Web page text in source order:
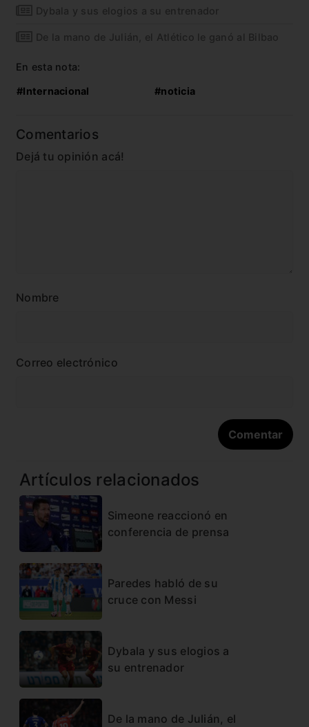
Dybala y sus elogios a su entrenador
De la mano de Julián, el Atlético le ganó al Bilbao
En esta nota:
#Internacional #noticia
Comentarios
Dejá tu opinión acá!
Nombre
Correo electrónico
Artículos relacionados
Simeone reaccionó en
conferencia de prensa
Paredes habló de su
cruce con Messi
Dybala y sus elogios a
su entrenador
De la mano de Julián, el